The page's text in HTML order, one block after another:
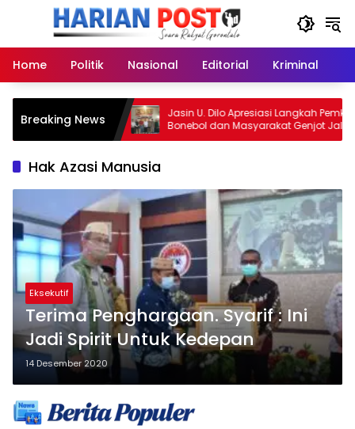
Home
Politik Nasional Editorial Kriminal
Breaking News
Tolangohula
Maki
Jasin U. Dilo Apresiasi Langkah Pemkab
Bonebol dan Masyarakat Genjot Jalan
Tulabolo–Pinogu
Hak Azasi Manusia
Eksekutif
Terima Penghargaan. Syarif : Ini
Jadi Spirit Untuk Kedepan
14 Desember 2020